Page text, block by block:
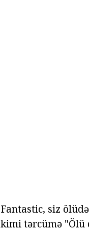
Fantastic, siz
kimi tərcümə "Ölü